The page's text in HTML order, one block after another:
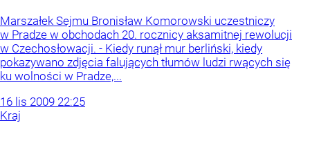
Marszałek Sejmu Bronisław Komorowski uczestniczy
w Pradze w obchodach 20. rocznicy aksamitnej rewolucji
w Czechosłowacji. - Kiedy runął mur berliński, kiedy
pokazywano zdjęcia falujących tłumów ludzi rwących się
ku wolności w Pradze,...
16 lis 2009 22:25
Kraj